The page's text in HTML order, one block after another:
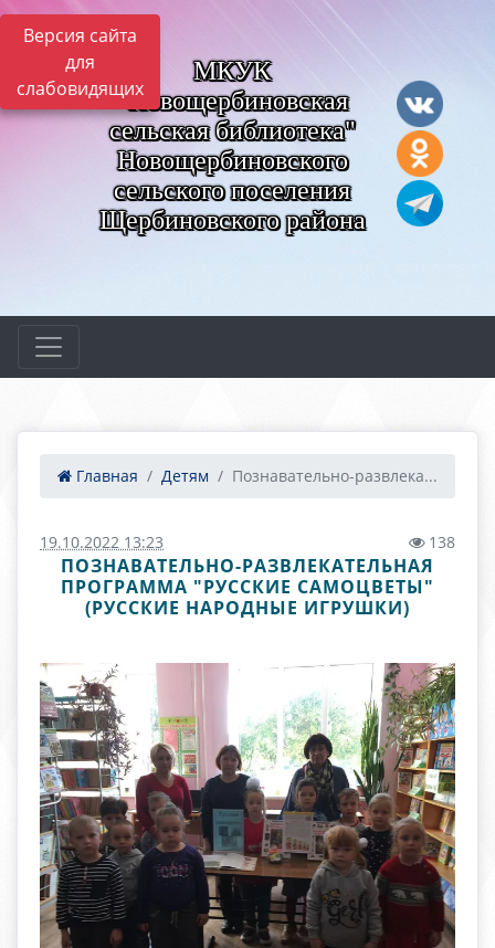
Версия сайта
для
слабовидящих
МКУК
"Новощербиновская
сельская библиотека"
Новощербиновского
сельского поселения
Щербиновского района
Главная Детям Познавательно-развлека...
19.10.2022 13:23 138
ПОЗНАВАТЕЛЬНО-РАЗВЛЕКАТЕЛЬНАЯ
ПРОГРАММА "РУССКИЕ САМОЦВЕТЫ"
(РУССКИЕ НАРОДНЫЕ ИГРУШКИ)